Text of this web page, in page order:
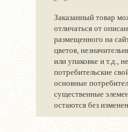
Заказанный товар
отличаться от
размещенного на
цветов,
или упаковке и т.д.,
потребительские
основные
существенные
остаются без